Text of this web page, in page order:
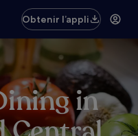
Obtenir l’appli
in